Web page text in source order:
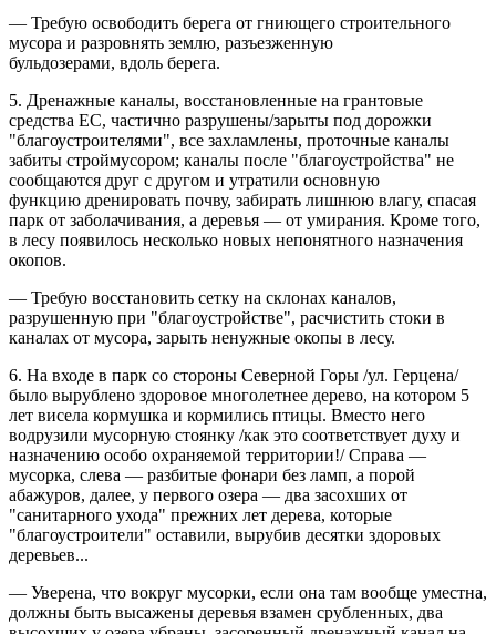
— Требую освободить берега от гниющего строительного
мусора и разровнять землю, разъезженную
бульдозерами, вдоль берега.
5. Дренажные каналы, восстановленные на грантовые
средства ЕС, частично разрушены/зарыты под дорожки
"благоустроителями", все захламлены, проточные каналы
забиты строймусором; каналы после "благоустройства" не
сообщаются друг с другом и утратили основную
функцию дренировать почву, забирать лишнюю влагу, спасая
парк от заболачивания, а деревья — от умирания. Кроме того,
в лесу появилось несколько новых непонятного назначения
окопов.
— Требую восстановить сетку на склонах каналов,
разрушенную при "благоустройстве", расчистить стоки в
каналах от мусора, зарыть ненужные окопы в лесу.
6. На входе в парк со стороны Северной Горы /ул. Герцена/
было вырублено здоровое многолетнее дерево, на котором 5
лет висела кормушка и кормились птицы. Вместо него
водрузили мусорную стоянку /как это соответствует духу и
назначению особо охраняемой территории!/ Справа —
мусорка, слева — разбитые фонари без ламп, а порой
абажуров, далее, у первого озера — два засохших от
"санитарного ухода" прежних лет дерева, которые
"благоустроители" оставили, вырубив десятки здоровых
деревьев...
— Уверена, что вокруг мусорки, если она там вообще уместна,
должны быть высажены деревья взамен срубленных, два